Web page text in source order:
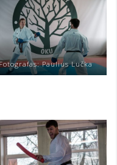
Paulius Lučka